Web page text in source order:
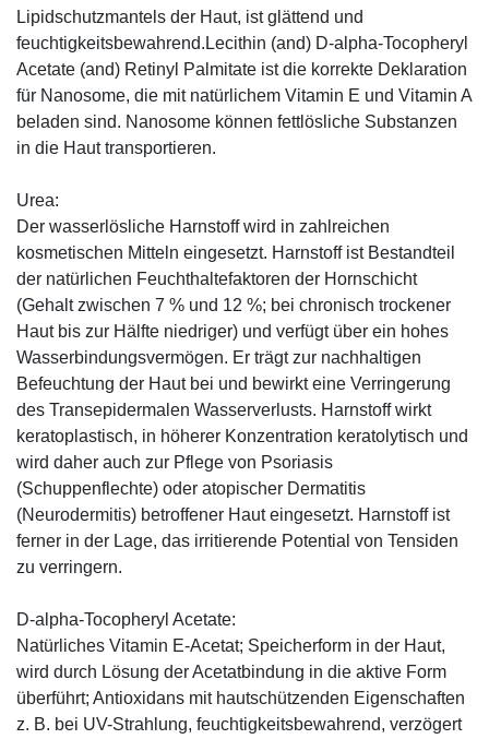
Lipidschutzmantels der Haut, ist glättend und
feuchtigkeitsbewahrend.Lecithin (and) D-alpha-Tocopheryl
Acetate (and) Retinyl Palmitate ist die korrekte Deklaration
für Nanosome, die mit natürlichem Vitamin E und Vitamin A
beladen sind. Nanosome können fettlösliche Substanzen
in die Haut transportieren.
Urea:
Der wasserlösliche Harnstoff wird in zahlreichen
kosmetischen Mitteln eingesetzt. Harnstoff ist Bestandteil
der natürlichen Feuchthaltefaktoren der Hornschicht
(Gehalt zwischen 7 % und 12 %; bei chronisch trockener
Haut bis zur Hälfte niedriger) und verfügt über ein hohes
Wasserbindungsvermögen. Er trägt zur nachhaltigen
Befeuchtung der Haut bei und bewirkt eine Verringerung
des Transepidermalen Wasserverlusts. Harnstoff wirkt
keratoplastisch, in höherer Konzentration keratolytisch und
wird daher auch zur Pflege von Psoriasis
(Schuppenflechte) oder atopischer Dermatitis
(Neurodermitis) betroffener Haut eingesetzt. Harnstoff ist
ferner in der Lage, das irritierende Potential von Tensiden
zu verringern.
D-alpha-Tocopheryl Acetate:
Natürliches Vitamin E-Acetat; Speicherform in der Haut,
wird durch Lösung der Acetatbindung in die aktive Form
überführt; Antioxidans mit hautschützenden Eigenschaften
z. B. bei UV-Strahlung, feuchtigkeitsbewahrend, verzögert